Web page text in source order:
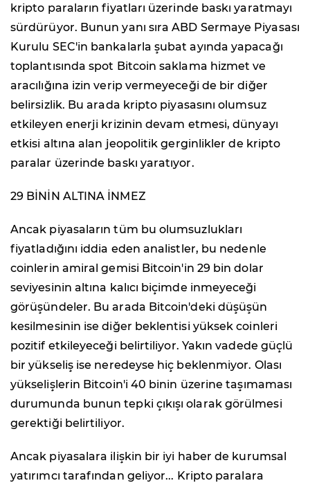
kripto paraların fiyatları üzerinde baskı yaratmayı
sürdürüyor. Bunun yanı sıra ABD Sermaye Piyasası
Kurulu SEC'in bankalarla şubat ayında yapacağı
toplantısında spot Bitcoin saklama hizmet ve
aracılığına izin verip vermeyeceği de bir diğer
belirsizlik. Bu arada kripto piyasasını olumsuz
etkileyen enerji krizinin devam etmesi, dünyayı
etkisi altına alan jeopolitik gerginlikler de kripto
paralar üzerinde baskı yaratıyor.
29 BİNİN ALTINA İNMEZ
Ancak piyasaların tüm bu olumsuzlukları
fiyatladığını iddia eden analistler, bu nedenle
coinlerin amiral gemisi Bitcoin'in 29 bin dolar
seviyesinin altına kalıcı biçimde inmeyeceği
görüşündeler. Bu arada Bitcoin'deki düşüşün
kesilmesinin ise diğer beklentisi yüksek coinleri
pozitif etkileyeceği belirtiliyor. Yakın vadede güçlü
bir yükseliş ise neredeyse hiç beklenmiyor. Olası
yükselişlerin Bitcoin'i 40 binin üzerine taşımaması
durumunda bunun tepki çıkışı olarak görülmesi
gerektiği belirtiliyor.
Ancak piyasalara ilişkin bir iyi haber de kurumsal
yatırımcı tarafından geliyor... Kripto paralara